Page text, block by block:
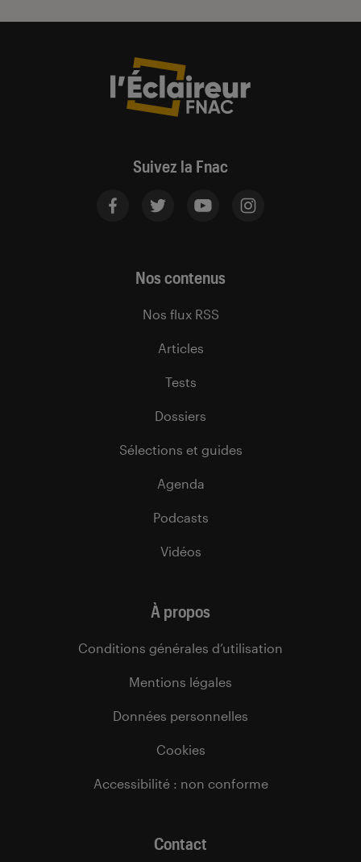
Suivez la Fnac
Nos contenus
Nos flux RSS
Articles
Tests
Dossiers
Sélections et guides
Agenda
Podcasts
Vidéos
À propos
Conditions générales d’utilisation
Mentions légales
Données personnelles
Cookies
Accessibilité : non conforme
Contact